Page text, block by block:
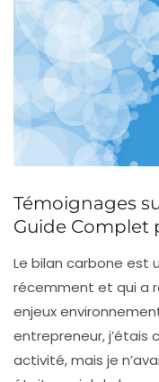
Témoignages
Guide Complet
Le bilan carbone est
récemment et qui a
enjeux
entrepreneur, j’étais
activité, mais je